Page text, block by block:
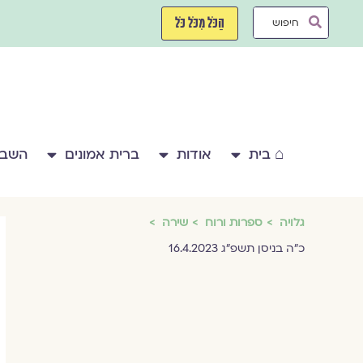
Search
הַכֹּל מִכֹּל כֹּל
⌂ בית אודות ברית אמונים
גלויה ספרות ורוח
שירה
כ״ה בניסן תשפ״ג 16.4.2023